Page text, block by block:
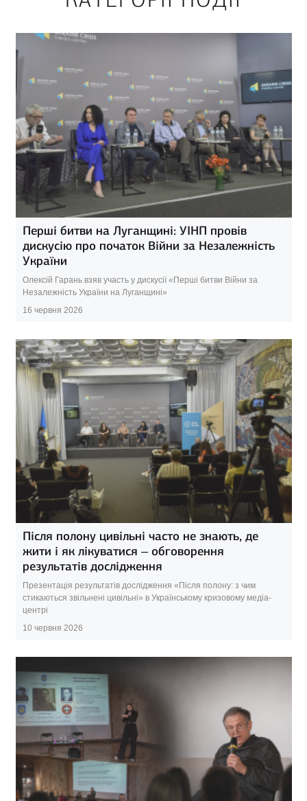
Перші битви на Луганщині: УІНП провів
дискусію про початок Війни за Незалежність
України
Олексій Гарань взяв участь у дискусії «Перші битви Війни за
Незалежність України на Луганщині»
16 червня 2026
Після полону цивільні часто не знають, де
жити і як лікуватися – обговорення
результатів дослідження
Презентація результатів дослідження «Після полону: з чим
стикаються звільнені цивільні» в Українському кризовому медіа-
центрі
10 червня 2026